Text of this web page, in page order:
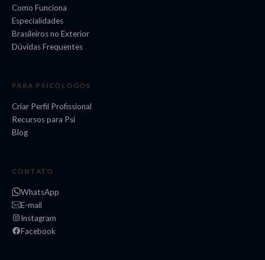
Como Funciona
Especialidades
Brasileiros no Exterior
Dúvidas Frequentes
PARA PSICÓLOGOS
Criar Perfil Profissional
Recursos para Psi
Blog
CONTATO
WhatsApp
E-mail
Instagram
Facebook